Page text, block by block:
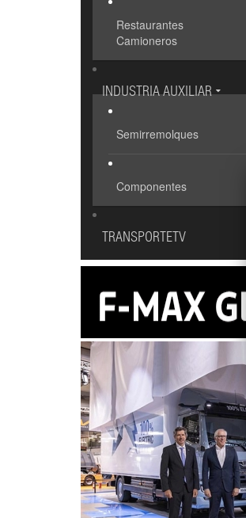
Restaurantes
Camioneros
INDUSTRIA AUXILIAR
Semirremolques
Componentes
TRANSPORTETV